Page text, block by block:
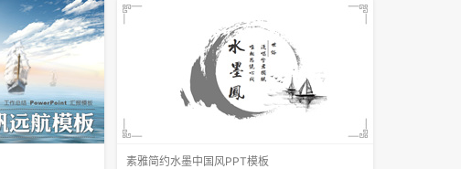
素雅简约水墨中国风PPT模板